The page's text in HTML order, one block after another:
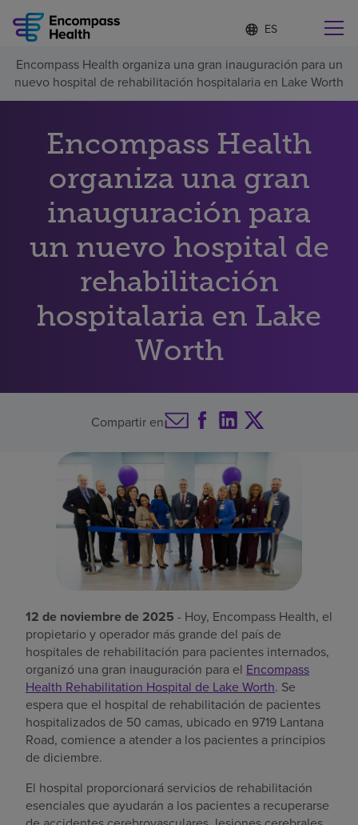
Lista
de
idiomas
contraída
d
o
m
a
l
e
c
c
n
a
o
Encuentre una localidad cerca de usted
Por qué debe elegirnos
Servicios de rehabilitación
Pacientes y cuidadores
Recursos de salud
Pagar mi factura
Encompass Health organiza una gran inauguración para un
nuevo hospital de rehabilitación hospitalaria en Lake Worth
Encompass Health
organiza una gran
inauguración para
un nuevo hospital de
rehabilitación
hospitalaria en Lake
Worth
Compartir en
12 de noviembre de 2025 - Hoy, Encompass Health, el
propietario y operador más grande del país de
hospitales de rehabilitación para pacientes internados,
organizó una gran inauguración para el Encompass
Health Rehabilitation Hospital de Lake Worth. Se
espera que el hospital de rehabilitación de pacientes
hospitalizados de 50 camas, ubicado en 9719 Lantana
Road, comience a atender a los pacientes a principios
de diciembre.
El hospital proporcionará servicios de rehabilitación
esenciales que ayudarán a los pacientes a recuperarse